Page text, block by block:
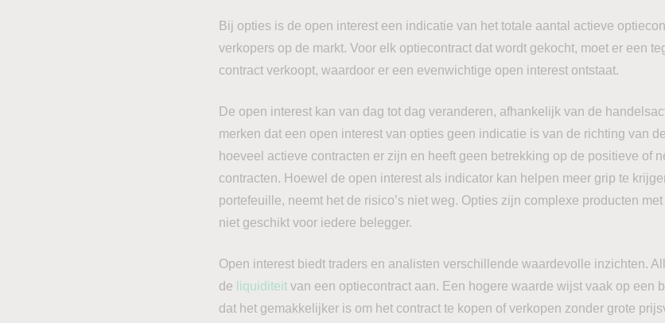
Bij opties is de open interest een indicatie van het totale aantal actieve
verkopers op de markt. Voor elk optiecontract dat wordt gekocht, moet er een
contract verkoopt, waardoor er een evenwichtige open interest ontstaat.
De open interest kan van dag tot dag veranderen, afhankelijk van de
merken dat een open interest van opties geen indicatie is van de richting van
hoeveel actieve contracten er zijn en heeft geen betrekking op de positieve of
contracten. Hoewel de open interest als indicator kan helpen meer grip te
portefeuille, neemt het de risico’s niet weg. Opties zijn complexe producten
niet geschikt voor iedere belegger.
Open interest biedt traders en analisten verschillende waardevolle inzichten.
de liquiditeitvan een optiecontract aan. Een hogere waarde wijst vaak op een
dat het gemakkelijker is om het contract te kopen of verkopen zonder grote